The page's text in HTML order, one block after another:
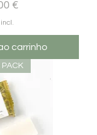
€
carrinho
PACK